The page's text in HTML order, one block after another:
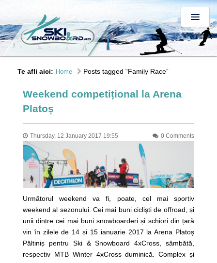
Te afli aici: Home Posts tagged “Family Race”
Weekend competițional la Arena
Platoș
Thursday, 12 January 2017 19:55 0 Comments
Următorul weekend va fi, poate, cel mai sportiv
weekend al sezonului. Cei mai buni cicliști de offroad, și
unii dintre cei mai buni snowboarderi și schiori din țară
vin în zilele de 14 și 15 ianuarie 2017 la Arena Platoș
Păltiniș pentru Ski & Snowboard 4xCross, sâmbătă,
respectiv MTB Winter 4xCross duminică. Complex și